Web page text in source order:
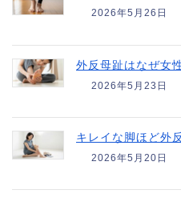
2026年5月26日
外反母趾はなぜ女
2026年5月23日
キレイな脚ほど外
2026年5月20日